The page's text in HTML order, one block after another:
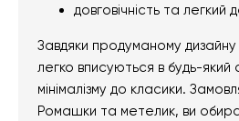
довговічність та легкий
Завдяки продуманому
легко вписуються в будь-який
мінімалізму до класики.
Ромашки та метелик, ви